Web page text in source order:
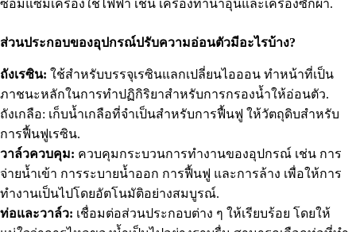
ซ่อมแซมเครื่องใช้ไฟฟ้า เช่น เครื่องทำน้ำอุ่นและเครื่องซักผ้า.
ส่วนประกอบของอุปกรณ์ปรับความอ่อนตัวมีอะไรบ้าง?
ถังเรซิน: ใช้สำหรับบรรจุเรซินแลกเปลี่ยนไอออน ทำหน้าที่เป็น
ภาชนะหลักในการทำปฏิกิริยาสำหรับการกรองน้ำให้อ่อนตัว.
ถังเกลือ: เก็บน้ำเกลือที่จำเป็นสำหรับการฟื้นฟู ให้วัตถุดิบสำหรับ
การฟื้นฟูเรซิน.
วาล์วควบคุม: ควบคุมกระบวนการทำงานของอุปกรณ์ เช่น การ
จ่ายน้ำเข้า การระบายน้ำออก การฟื้นฟู และการล้าง เพื่อให้การ
ทำงานเป็นไปโดยอัตโนมัติอย่างสมบูรณ์.
ท่อและวาล์ว: เชื่อมต่อส่วนประกอบต่าง ๆ ให้เรียบร้อย โดยให้